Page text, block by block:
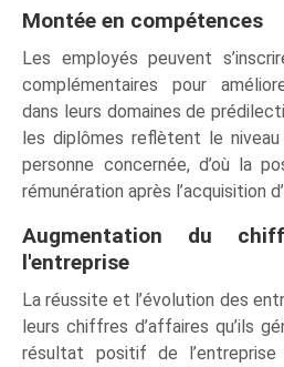
Montée en compétences
Les employés peuvent
complémentaires pour
dans leurs domaines de
les diplômes reflètent le
personne concernée, d’où la
rémunération après l’acquisition
Augmentation du
l'entreprise
La réussite et l’évolution des
leurs chiffres d’affaires qu’ils
résultat positif de